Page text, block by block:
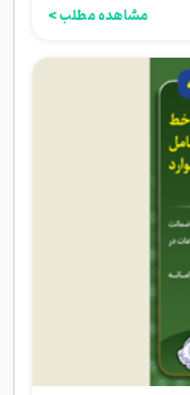
مشاهده مطلب >